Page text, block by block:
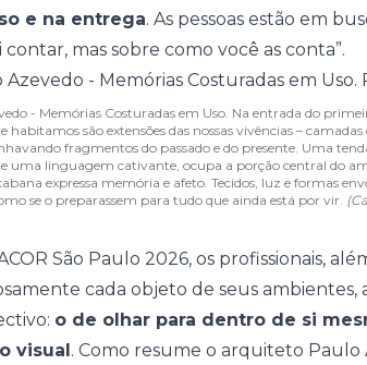
e na entrega. As pessoas estão em
contar, mas sobre como você as conta”.
- Memórias Costuradas em Uso. Na entrada do
habitamos são extensões das nossas vivências –
fragmentos do passado e do presente. Uma
uma linguagem cativante, ocupa a porção central do
expressa memória e afeto. Tecidos, luz e formas
se o preparassem para tudo que ainda está por vir.
São Paulo 2026, os profissionais,
cada objeto de seus
o de olhar para dentro de si
visual. Como resume o arquiteto Paulo